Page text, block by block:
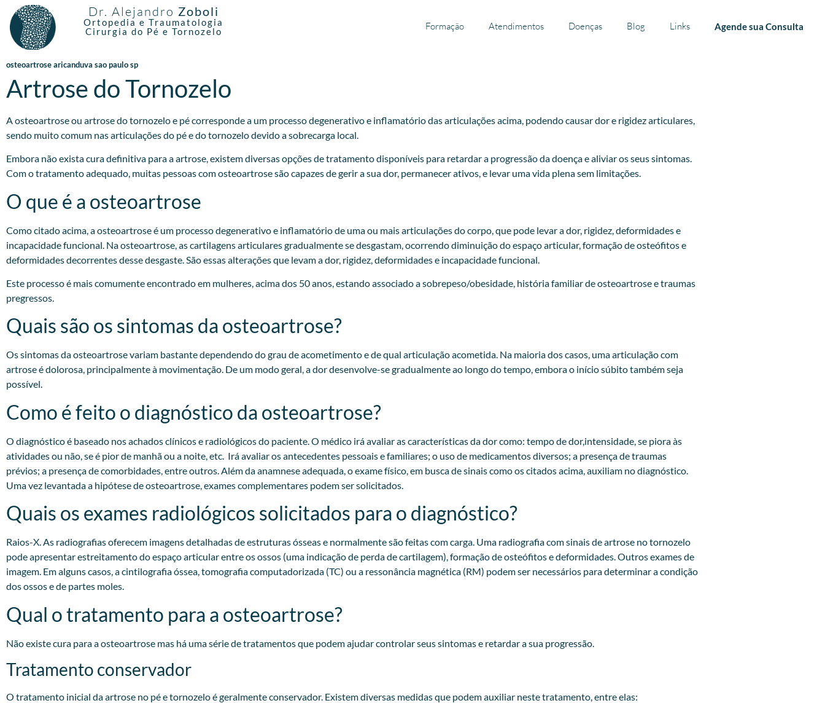
Dr. Alejandro Zoboli
Ortopedia e Traumatologia
Cirurgia do Pé e Tornozelo
Formação Atendimentos Doenças Blog Links Agende sua Consulta
osteoartrose aricanduva sao paulo sp
Artrose do Tornozelo
A osteoartrose ou artrose do tornozelo e pé corresponde a um processo degenerativo e inflamatório das articulações acima, podendo causar dor e rigidez articulares,
sendo muito comum nas articulações do pé e do tornozelo devido a sobrecarga local.
Embora não exista cura definitiva para a artrose, existem diversas opções de tratamento disponíveis para retardar a progressão da doença e aliviar os seus sintomas.
Com o tratamento adequado, muitas pessoas com osteoartrose são capazes de gerir a sua dor, permanecer ativos, e levar uma vida plena sem limitações.
O que é a osteoartrose
Como citado acima, a osteoartrose é um processo degenerativo e inflamatório de uma ou mais articulações do corpo, que pode levar a dor, rigidez, deformidades e
incapacidade funcional. Na osteoartrose, as cartilagens articulares gradualmente se desgastam, ocorrendo diminuição do espaço articular, formação de osteófitos e
deformidades decorrentes desse desgaste. São essas alterações que levam a dor, rigidez, deformidades e incapacidade funcional.
Este processo é mais comumente encontrado em mulheres, acima dos 50 anos, estando associado a sobrepeso/obesidade, história familiar de osteoartrose e traumas
pregressos.​
Quais são os sintomas da osteoartrose?
Os sintomas da osteoartrose variam bastante dependendo do grau de acometimento e de qual articulação acometida. Na maioria dos casos, uma articulação com
artrose é dolorosa, principalmente à movimentação. De um modo geral, a dor desenvolve-se gradualmente ao longo do tempo, embora o início súbito também seja
possível.
Como é feito o diagnóstico da osteoartrose?
O diagnóstico é baseado nos achados clínicos e radiológicos do paciente. O médico irá avaliar as características da dor como: tempo de dor,intensidade, se piora às
atividades ou não, se é pior de manhã ou a noite, etc. Irá avaliar os antecedentes pessoais e familiares; o uso de medicamentos diversos; a presença de traumas
prévios; a presença de comorbidades, entre outros. Além da anamnese adequada, o exame físico, em busca de sinais como os citados acima, auxiliam no diagnóstico.
Uma vez levantada a hipótese de osteoartrose, exames complementares podem ser solicitados.​
Quais os exames radiológicos solicitados para o diagnóstico?
Raios-X. As radiografias oferecem imagens detalhadas de estruturas ósseas e normalmente são feitas com carga. Uma radiografia com sinais de artrose no tornozelo
pode apresentar estreitamento do espaço articular entre os ossos (uma indicação de perda de cartilagem), formação de osteófitos e deformidades. Outros exames de
imagem. Em alguns casos, a cintilografia óssea, tomografia computadorizada (TC) ou a ressonância magnética (RM) podem ser necessários para determinar a condição
dos ossos e de partes moles.
Qual o tratamento para a osteoartrose?
Não existe cura para a osteoartrose mas há uma série de tratamentos que podem ajudar controlar seus sintomas e retardar a sua progressão.
Tratamento conservador
O tratamento inicial da artrose no pé e tornozelo é geralmente conservador. Existem diversas medidas que podem auxiliar neste tratamento, entre elas: